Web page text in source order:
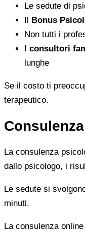
Le sedute di
Il Bonus
Non tutti i
I consultori
lunghe
Se il costo ti
terapeutico.
La consulenza
dallo psicologo, i
Le sedute si
minuti.
La consulenza